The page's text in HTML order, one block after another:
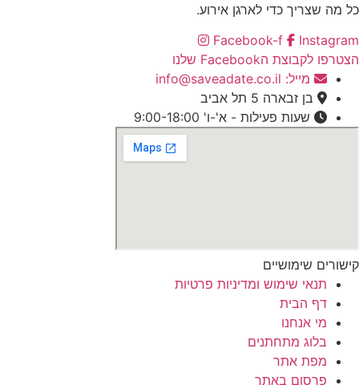
כל מה שצריך כדי לארגן אירוע.
Facebook-f
Instagram
הצטרפו לקבוצת הFacebook שלנו
מייל: info@saveadate.co.il
בן זבארה 5 תל אביב
שעות פעילות - א'-ו' 9:00-18:00
קישורים שימושיים
תנאי שימוש ומדיניות פרטיות
דף הבית
מי אנחנו
בלוג מתחתנים
מפת אתר
פרסום באתר